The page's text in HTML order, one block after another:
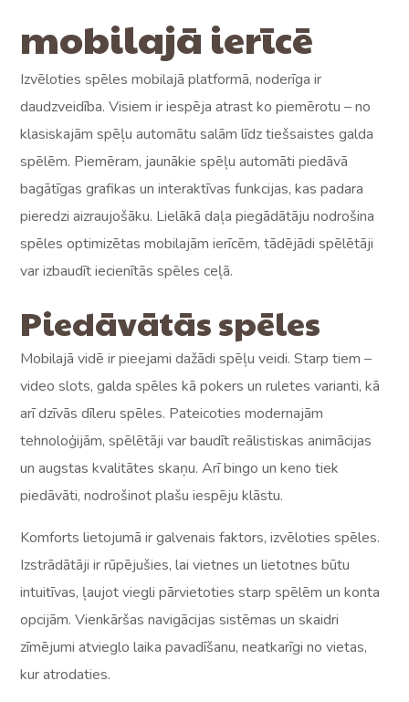
mobilajā ierīcē
Izvēloties spēles mobilajā platformā, noderīga ir
daudzveidība. Visiem ir iespēja atrast ko piemērotu – no
klasiskajām spēļu automātu salām līdz tiešsaistes galda
spēlēm. Piemēram, jaunākie spēļu automāti piedāvā
bagātīgas grafikas un interaktīvas funkcijas, kas padara
pieredzi aizraujošāku. Lielākā daļa piegādātāju nodrošina
spēles optimizētas mobilajām ierīcēm, tādējādi spēlētāji
var izbaudīt iecienītās spēles ceļā.
Piedāvātās spēles
Mobilajā vidē ir pieejami dažādi spēļu veidi. Starp tiem –
video slots, galda spēles kā pokers un ruletes varianti, kā
arī dzīvās dīleru spēles. Pateicoties modernajām
tehnoloģijām, spēlētāji var baudīt reālistiskas animācijas
un augstas kvalitātes skaņu. Arī bingo un keno tiek
piedāvāti, nodrošinot plašu iespēju klāstu.
Komforts lietojumā ir galvenais faktors, izvēloties spēles.
Izstrādātāji ir rūpējušies, lai vietnes un lietotnes būtu
intuitīvas, ļaujot viegli pārvietoties starp spēlēm un konta
opcijām. Vienkāršas navigācijas sistēmas un skaidri
zīmējumi atvieglo laika pavadīšanu, neatkarīgi no vietas,
kur atrodaties.